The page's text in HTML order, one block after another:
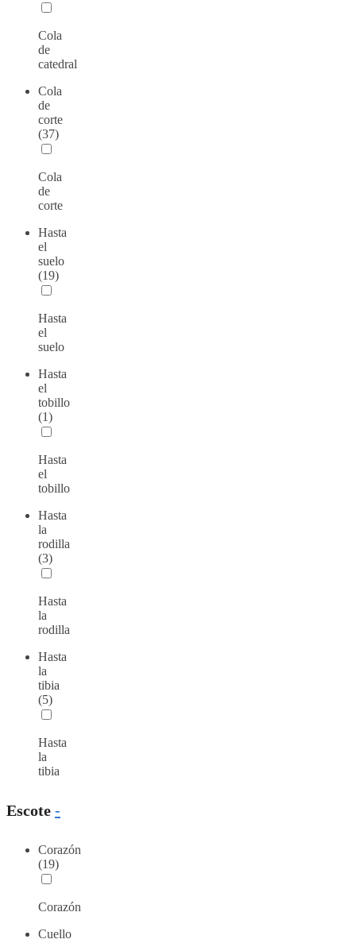
Cola
de
catedral
Cola
de
corte
(37)
Cola
de
corte
Hasta
el
suelo
(19)
Hasta
el
suelo
Hasta
el
tobillo
(1)
Hasta
el
tobillo
Hasta
la
rodilla
(3)
Hasta
la
rodilla
Hasta
la
tibia
(5)
Hasta
la
tibia
Escote -
Corazón
(19)
Corazón
Cuello